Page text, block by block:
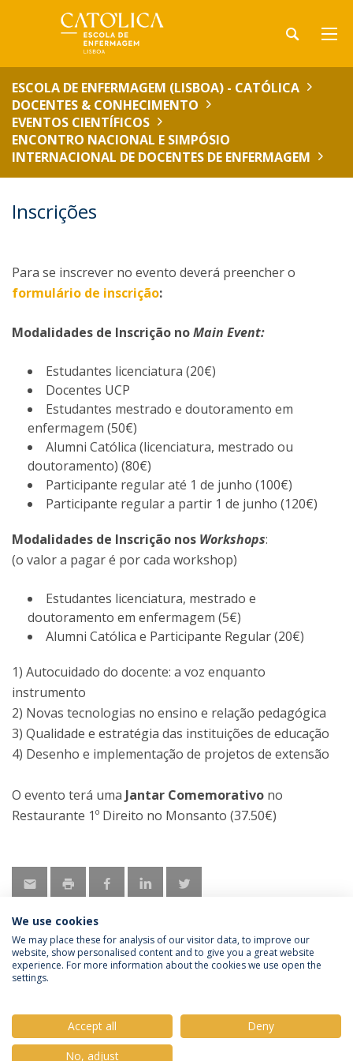
ESCOLA DE ENFERMAGEM (LISBOA) - CATÓLICA
DOCENTES & CONHECIMENTO
EVENTOS CIENTÍFICOS
ENCONTRO NACIONAL E SIMPÓSIO
INTERNACIONAL DE DOCENTES DE ENFERMAGEM
Inscrições
Para se inscrever no evento deverá preencher o
formulário de inscrição:
Modalidades de Inscrição noMain Event:
Estudantes licenciatura (20€)
Docentes UCP
Estudantes mestrado e doutoramento em
enfermagem (50€)
Alumni Católica (licenciatura, mestrado ou
doutoramento) (80€)
Participante regular até 1 de junho (100€)
Participante regular a partir 1 de junho (120€)
Modalidades de Inscrição nos Workshops:
(o valor a pagar é por cada workshop)
Estudantes licenciatura, mestrado e
doutoramento em enfermagem (5€)
Alumni Católica e Participante Regular (20€)
1) Autocuidado do docente: a voz enquanto
instrumento
2) Novas tecnologias no ensino e relação pedagógica
3) Qualidade e estratégia das instituições de educação
4) Desenho e implementação de projetos de extensão
O evento terá uma Jantar Comemorativo no
Restaurante 1º Direito no Monsanto (37.50€)
Política de Privacidade
Termos e Condições
We use cookies
We may place these for analysis of our visitor data, to improve our
website, show personalised content and to give you a great website
experience. For more information about the cookies we use open the
settings.
Accept all
Deny
No, adjust